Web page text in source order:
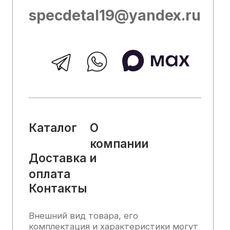
Вся представленная на сайте
информация, касающаяся технических
характеристик, наличия на складе,
каких условиях не является публичной
офертой, определяемой положениями
Статьи 437 (2) Гражданского кодекса
2025, Все права защищены